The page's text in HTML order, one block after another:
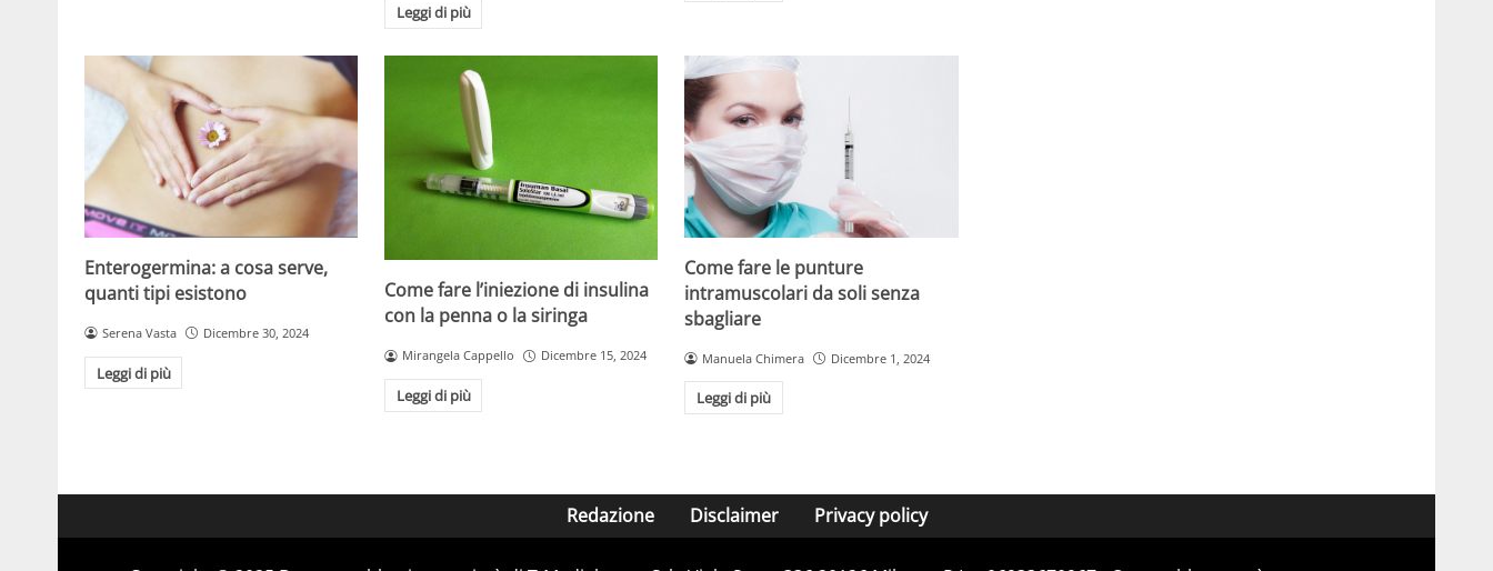
Leggi di più
Enterogermina: a cosa serve,
quanti tipi esistono
Serena Vasta Dicembre 30, 2024
Leggi di più
Come fare l’iniezione di insulina
con la penna o la siringa
Mirangela Cappello Dicembre 15, 2024
Leggi di più
Come fare le punture
intramuscolari da soli senza
sbagliare
Manuela Chimera Dicembre 1, 2024
Leggi di più
Redazione Disclaimer Privacy policy